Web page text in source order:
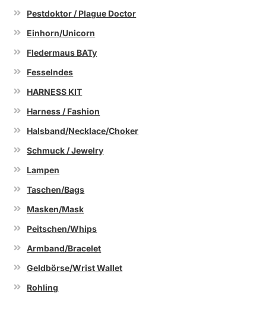
Pestdoktor / Plague Doctor
Einhorn/Unicorn
Fledermaus BATy
Fesselndes
HARNESS KIT
Harness / Fashion
Halsband/Necklace/Choker
Schmuck / Jewelry
Lampen
Taschen/Bags
Masken/Mask
Peitschen/Whips
Armband/Bracelet
Geldbörse/Wrist Wallet
Rohling